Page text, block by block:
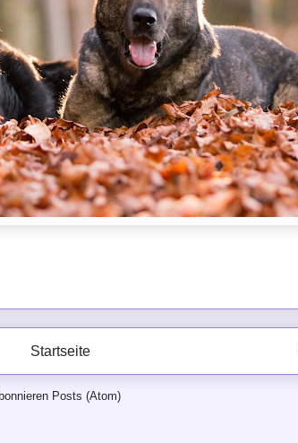
Startseite
Posts (Atom)